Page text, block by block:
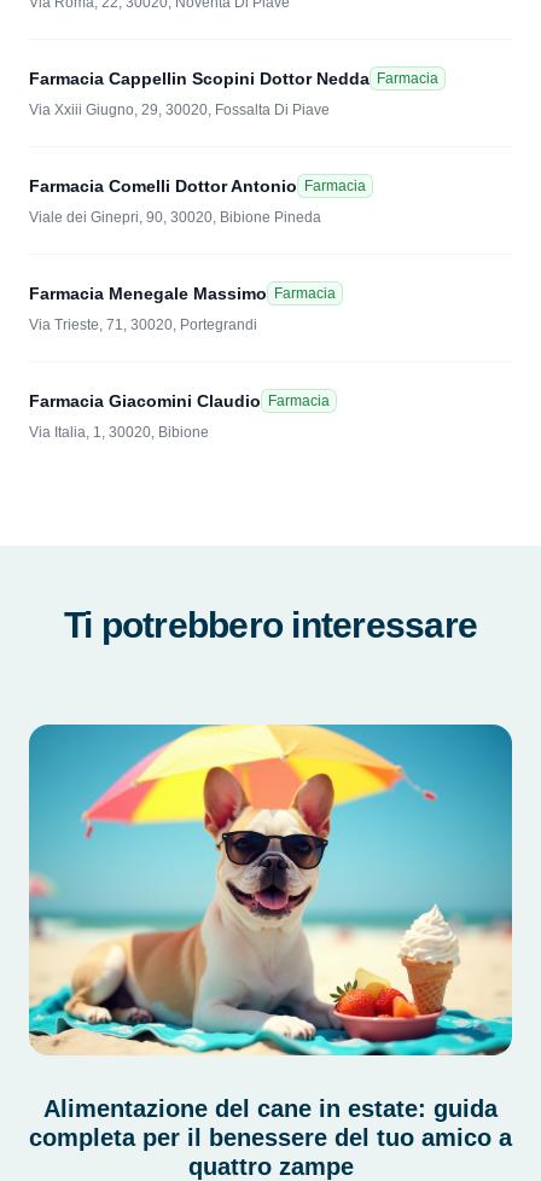
Farmacia Cappellin Scopini Dottor Nedda Farmacia
Via Xxiii Giugno, 29, 30020, Fossalta Di Piave
Farmacia Comelli Dottor Antonio
Farmacia
Viale dei Ginepri, 90, 30020, Bibione Pineda
Farmacia Menegale Massimo
Farmacia
Via Trieste, 71, 30020, Portegrandi
Farmacia Giacomini Claudio
Farmacia
Via Italia, 1, 30020, Bibione
Ti potrebbero interessare
Alimentazione del cane in estate: guida
completa per il benessere del tuo amico a
quattro zampe